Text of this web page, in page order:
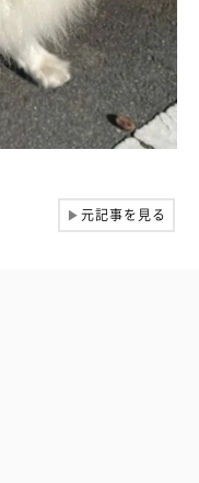
▶元記事を見る